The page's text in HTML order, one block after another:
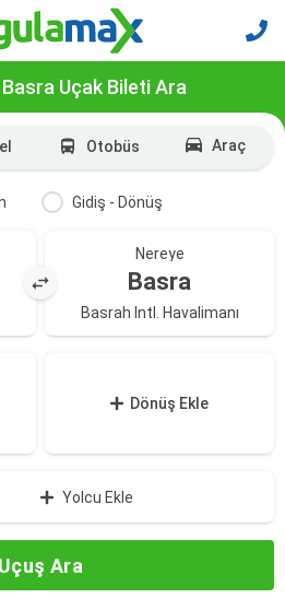
Uçak Bileti Ara
Otobüs Araç
Gidiş - Dönüş
Nereye
Basra
Basrah Intl. Havalimanı
Dönüş Ekle
Yolcu Ekle
Uçuş Ara